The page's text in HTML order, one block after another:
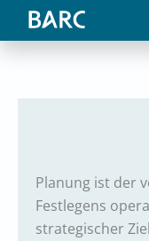
Planung ist der
Festlegens
strategischer